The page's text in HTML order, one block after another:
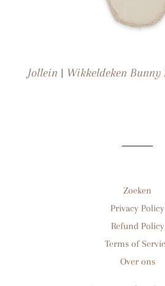
Jollein | Wikkeldeken Bunny
Zoeken
Privacy Policy
Refund Policy
Terms of
Over ons